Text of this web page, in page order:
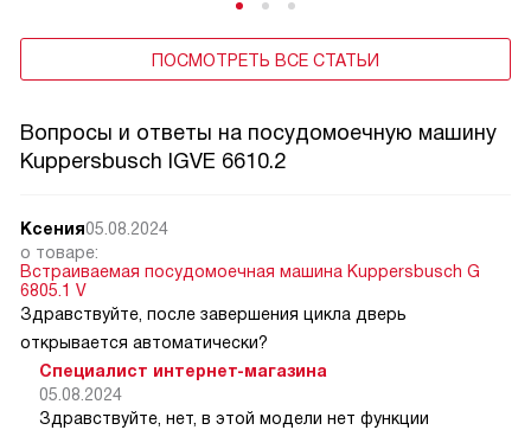
ПОСМОТРЕТЬ ВСЕ СТАТЬИ
Вопросы и ответы на посудомоечную машину
Kuppersbusch IGVE 6610.2
Ксения05.08.2024
о товаре:
Встраиваемая посудомоечная машина Kuppersbusch G
6805.1 V
Здравствуйте, после завершения цикла дверь
открывается автоматически?
Специалист интернет-магазина
05.08.2024
Здравствуйте, нет, в этой модели нет функции